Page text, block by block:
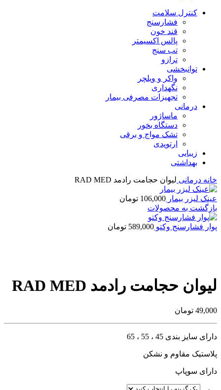
کنترل سلامت
فشارسنج
قند خون
پالس اکسیمتر
تب سنج
ترازو
توانبخشی
واکر و ویلچر
نگهداری
تجهیزات مصرفی بیمار
درمانی
ماساژور
دستگاه بخور
تشک مواج و برقی
ارتوپدی
زیبایی
بهداشتی
خانه درمانی لیوان حجامت رادمد RAD MED
عینک لیزر بیمار 106,000 تومان
بازگشت به محصولات
پوار فشارسنج وکتو 589,000 تومان
لیوان حجامت رادمد RAD MED
49,000 تومان
دارای سایز بندی 45 ، 55 ، 65
پلاستیک مقاوم و نشکن
دارای سوپاپ